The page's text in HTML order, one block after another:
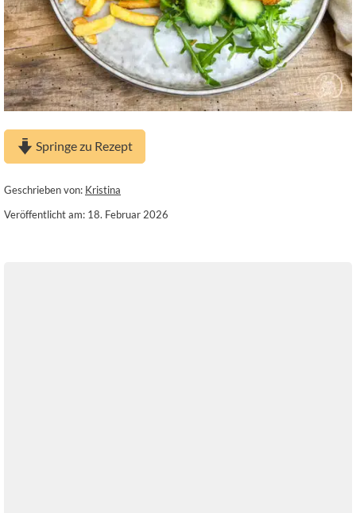
Springe zu Rezept
Geschrieben von: Kristina
Veröffentlicht am: 18. Februar 2026